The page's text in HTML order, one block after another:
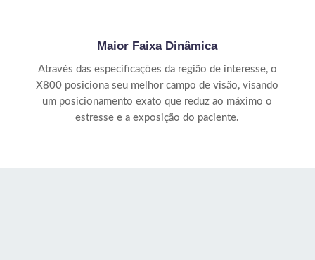
Maior Faixa Dinâmica
Através das especificações da região de interesse, o
X800 posiciona seu melhor campo de visão, visando
um posicionamento exato que reduz ao máximo o
estresse e a exposição do paciente.